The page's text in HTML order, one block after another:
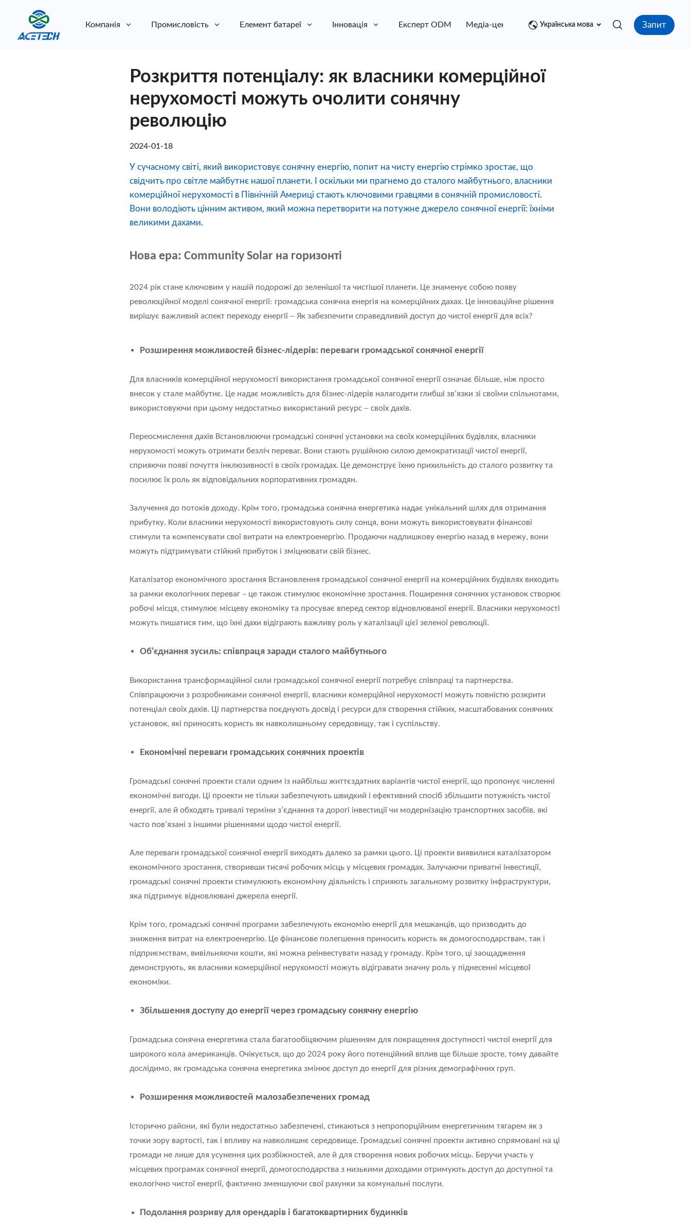
Компанія Промисловість Елемент батареї Інновація Експерт ODM Медіа-центр контакт
Українська мова Запит
Розкриття потенціалу: як власники комерційної
нерухомості можуть очолити сонячну
революцію
2024-01-18
У сучасному світі, який використовує сонячну енергію, попит на чисту енергію стрімко зростає, що
свідчить про світле майбутнє нашої планети. І оскільки ми прагнемо до сталого майбутнього, власники
комерційної нерухомості в Північній Америці стають ключовими гравцями в сонячній промисловості.
Вони володіють цінним активом, який можна перетворити на потужне джерело сонячної енергії: їхніми
великими дахами.
Нова ера: Community Solar на горизонті
2024 рік стане ключовим у нашій подорожі до зеленішої та чистішої планети. Це знаменує собою появу
революційної моделі сонячної енергії: громадська сонячна енергія на комерційних дахах. Це інноваційне рішення
вирішує важливий аспект переходу енергії – Як забезпечити справедливий доступ до чистої енергії для всіх?
Розширення можливостей бізнес-лідерів: переваги громадської сонячної енергії
Для власників комерційної нерухомості використання громадської сонячної енергії означає більше, ніж просто
внесок у стале майбутнє. Це надає можливість для бізнес-лідерів налагодити глибші зв’язки зі своїми спільнотами,
використовуючи при цьому недостатньо використаний ресурс – своїх дахів.
Переосмислення дахів Встановлюючи громадські сонячні установки на своїх комерційних будівлях, власники
нерухомості можуть отримати безліч переваг. Вони стають рушійною силою демократизації чистої енергії,
сприяючи появі почуття інклюзивності в своїх громадах. Це демонструє їхню прихильність до сталого розвитку та
посилює їх роль як відповідальних корпоративних громадян.
Залучення до потоків доходу. Крім того, громадська сонячна енергетика надає унікальний шлях для отримання
прибутку. Коли власники нерухомості використовують силу сонця, вони можуть використовувати фінансові
стимули та компенсувати свої витрати на електроенергію. Продаючи надлишкову енергію назад в мережу, вони
можуть підтримувати стійкий прибуток і зміцнювати свій бізнес.
Каталізатор економічного зростання Встановлення громадської сонячної енергії на комерційних будівлях виходить
за рамки екологічних переваг – це також стимулює економічне зростання. Поширення сонячних установок створює
робочі місця, стимулює місцеву економіку та просуває вперед сектор відновлюваної енергії. Власники нерухомості
можуть пишатися тим, що їхні дахи відіграють важливу роль у каталізації цієї зеленої революції.
Об'єднання зусиль: співпраця заради сталого майбутнього
Використання трансформаційної сили громадської сонячної енергії потребує співпраці та партнерства.
Співпрацюючи з розробниками сонячної енергії, власники комерційної нерухомості можуть повністю розкрити
потенціал своїх дахів. Ці партнерства поєднують досвід і ресурси для створення стійких, масштабованих сонячних
установок, які приносять користь як навколишньому середовищу, так і суспільству.
Економічні переваги громадських сонячних проектів
Громадські сонячні проекти стали одним із найбільш життєздатних варіантів чистої енергії, що пропонує численні
економічні вигоди. Ці проекти не тільки забезпечують швидкий і ефективний спосіб збільшити потужність чистої
енергії, але й обходять тривалі терміни з’єднання та дорогі інвестиції чи модернізацію транспортних засобів, які
часто пов’язані з іншими рішеннями щодо чистої енергії.
Але переваги громадської сонячної енергії виходять далеко за рамки цього. Ці проекти виявилися каталізатором
економічного зростання, створивши тисячі робочих місць у місцевих громадах. Залучаючи приватні інвестиції,
громадські сонячні проекти стимулюють економічну діяльність і сприяють загальному розвитку інфраструктури,
яка підтримує відновлювані джерела енергії.
Крім того, громадські сонячні програми забезпечують економію енергії для мешканців, що призводить до
зниження витрат на електроенергію. Це фінансове полегшення приносить користь як домогосподарствам, так і
підприємствам, вивільняючи кошти, які можна реінвестувати назад у громаду. Крім того, ці заощадження
демонструють, як власники комерційної нерухомості можуть відігравати значну роль у піднесенні місцевої
економіки.
Збільшення доступу до енергії через громадську сонячну енергію
Громадська сонячна енергетика стала багатообіцяючим рішенням для покращення доступності чистої енергії для
широкого кола американців. Очікується, що до 2024 року його потенційний вплив ще більше зросте, тому давайте
дослідимо, як громадська сонячна енергетика змінює доступ до енергії для різних демографічних груп.
Розширення можливостей малозабезпечених громад
Історично райони, які були недостатньо забезпечені, стикаються з непропорційним енергетичним тягарем як з
точки зору вартості, так і впливу на навколишнє середовище. Громадські сонячні проекти активно спрямовані на ці
громади не лише для усунення цих розбіжностей, але й для створення нових робочих місць. Беручи участь у
місцевих програмах сонячної енергії, домогосподарства з низькими доходами отримують доступ до доступної та
екологічно чистої енергії, фактично зменшуючи свої рахунки за комунальні послуги.
Подолання розриву для орендарів і багатоквартирних будинків